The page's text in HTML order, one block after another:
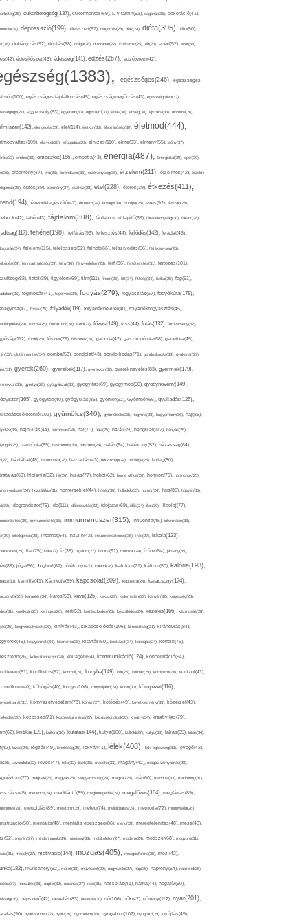
cukorbetegség(137), cukormentes(69), D-vitamin(53), daganat(36), dekoráció(41),
depresszió(199), desszert(67), diagnózis(28), diák(24), diéta(395), dió(50),
dohányzás(92), döntés(58), drága(26), duzzanat(27), E-vitamin(25), eb(26), ebéd(57), ecet(38),
édesítőszer(43), édesség(141), edzés(267), edzőterem(42),
egészséges(246), egészséges
egészséges táplálkozás(45), egészségmegőrzés(43), egészségtelen(32),
egyensúly(63), egyetem(30), egyszerű(31), éhes(30), éhség(38), éjszaka(33), ekcéma(26),
elengedés(29), élet(114), életkor(30), életminőség(30), életmód(444),
életvitel(28), elfogadás(30), elhízás(110), elme(93), élmény(55), előny(37),
ember(38), emésztés(166), empátia(43), energia(487), Energiaital(29), eper(30),
eredmény(47), erő(36), érrendszer(36), érzékenység(36), érzelem(211), érzelmek(42), érzelmi
érzés(39), esemény(27), eszköz(28), étel(228), ételek(39), étkezés(411),
étrendkiegészítő(47), étterem(24), étvágy(34), Európa(28), evés(92), évszak(28),
fahéj(43), fájdalom(308), fájdalomcsillapító(39), fáradékonyság(30), fáradt(28),
fehérje(198), fejfájás(93), fejlesztés(44), fejlődés(142), feladat(46),
félelem(115), felelősség(62), felnőtt(66), felszívódás(56), féltékenység(26),
fenntarthatóság(29), fény(36), fényvédelem(28), férfi(86), fertőtlenítés(31), fertőzés(101),
fiatal(39), figyelem(69), film(111), finom(26), fitt(34), fittség(34), fizikai(25), fog(51),
fogmosás(41), fogorvos(24), fogyás(279), fogyasztás(67), fogyókúra(178),
folsav(25), folyadék(119), folyadékbevitel(40), folyadékfogyasztás(45),
fontos(25), forralt bor(26), Föld(27), főzés(149), friss(44), futás(132), futóverseny(32),
fürdő(26), fűszer(79), fűszerek(28), gabona(42), gasztronómia(58), genetika(45),
gluténmentes(34), gomba(53), gondolat(43), gondolkodás(71), gondoskodás(33), gyakorlat(29),
gyerek(260), gyerekek(117), gyerekkor(32), gyereknevelés(83), gyermek(179),
gyertya(28), gyógyászat(36), gyógyítás(69), gyógymód(50), gyógynövény(149),
gyógytea(40), gyógyulás(85), gyomor(62), Gyömbér(66), gyulladás(126),
gyümölcs(340), gyümölcslé(28), hagyma(28), hagyomány(36), haj(85),
hajhullás(44), hajmosás(24), hal(70), hála(25), halál(39), hangulat(112), hányás(25),
harmónia(69), hasmenés(35), hasznos(24), hatás(84), hatékony(52), házasság(64),
háziállat(48), házimunka(28), háztartás(43), hétköznap(24), hétvége(25), hideg(80),
higiénia(52), hit(26), hízás(77), hobbi(62), home office(26), hormon(79), hormonok(25),
hozzáállás(31), hőmérséklet(44), hőség(36), hulladék(33), humor(24), hús(86), húsvét(36),
idegrendszer(75), idő(111), időbeosztás(32), időjárás(69), idős(24), illat(30), illóolaj(77),
immunerősítő(36), immunrendszer(315), influenza(45), információ(33),
intelligencia(28), internet(64), inzulin(42), inzulinrezisztencia(35), írás(27), iskola(123),
ital(75), ivás(27), íz(39), izgalom(27), izom(91), izomzat(24), ízület(54), járvány(35),
jóga(56), Joghurt(67), jótékony(41), kaland(28), kalcium(71), kálium(50), kalória(193),
kamilla(41), Kánikula(59), kapcsolat(209), káposzta(24), karácsony(174),
karantén(34), káros(53), kávé(125), keksz(29), kellemetlen(29), kenyér(32), képesség(28),
kerékpár(25), keringés(26), kert(52), kertészkedés(26), készülődés(24), kezelés(166), kézmosás(28),
kiegyensúlyozott(26), kihívás(43), kikapcsolódás(106), kimerültség(31), kirándulás(84),
kisgyermek(34), kismama(38), kitartás(50), kockázat(34), kocogás(24), koffein(76),
koleszterinszint(24), kollagén(54), kommunikáció(124), koncentráció(94),
konfliktus(52), kontroll(28), konyha(149), kór(25), kórház(29), kórokozó(24), kortizol(41),
köhögés(40), könyv(106), könyvajánló(24), köret(30), környezet(116),
környezetvédelem(78), köröm(27), kötődés(49), következmény(33), közérzet(43),
közösség(71), közösségi média(27), közösségi oldal(38), kreatív(34), kreativitás(79),
kritika(139), kultúra(36), kutatás(144), kutya(100), külföld(27), kütyü(33), lakás(65), látás(34),
lazac(24), légzés(49), lehetőség(25), lekvár(41), lélek(408), lelki egészség(33), levegő(42),
Levendula(32), leves(47), lista(32), liszt(36), macska(33), magány(42), magas vérnyomás(28),
magvak(25), magyar(25), Magyarország(28), magzat(25), máj(60), mandula(33), marketing(31),
medence(24), meditáció(89), megbetegedés(24), megelőzés(164), megfázás(89),
megoldás(89), melatonin(29), meleg(74), mellékhatás(24), memória(72), mennyiség(26),
mentális(48), mentális egészség(86), menü(28), méregtelenítés(48), mese(40),
migrén(27), mindennapok(34), minőség(33), mobiltelefon(27), modern(24), módszer(68), mogyoró(31),
mosoly(27), motiváció(144), mozgás(405), mozgásforma(25), mozi(42),
munkahely(92), műtét(38), művészet(29), nagyszülő(27), nap(35), napfény(54), napirend(35),
napsütés(38), naptej(32), narancs(27), nasi(31), nassolás(41), nátha(44), negatív(50),
népszerű(42), nevelés(83), nevetés(30), nő(106), nők(42), növény(112), nyár(201),
nyári szünet(27), nyelv(26), nyomelem(33), nyugalom(102), nyugtató(29), nyújtás(45),